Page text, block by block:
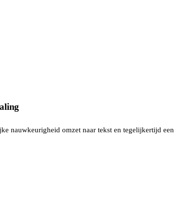
nauwkeurigheid omzet naar tekst en tegelijkertijd een